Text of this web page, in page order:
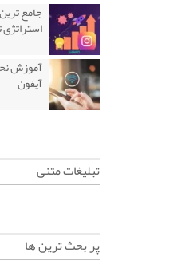
جامع
استراتژی
آموزش
آیفون
تبلیغات متنی
پر بحث ترین ها